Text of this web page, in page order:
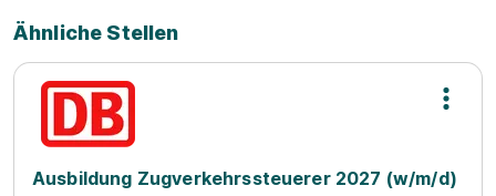
Ähnliche Stellen
Ausbildung Zugverkehrssteuerer 2027 (w/m/d)